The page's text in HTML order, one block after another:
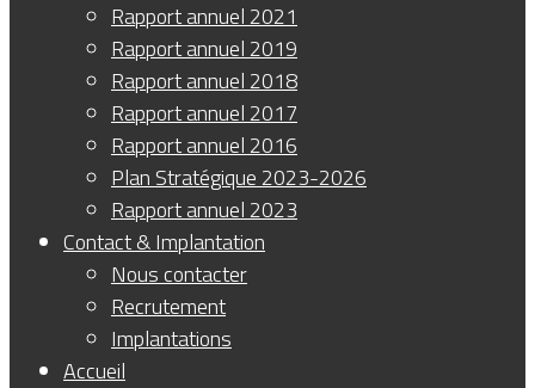
Rapport annuel 2021
Rapport annuel 2019
Rapport annuel 2018
Rapport annuel 2017
Rapport annuel 2016
Plan Stratégique 2023-2026
Rapport annuel 2023
Contact & Implantation
Nous contacter
Recrutement
Implantations
Accueil